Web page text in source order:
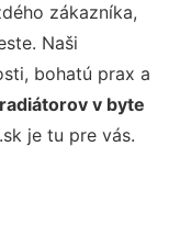
zákazníka,
Naši
bohatú prax a
v byte
je tu pre vás.